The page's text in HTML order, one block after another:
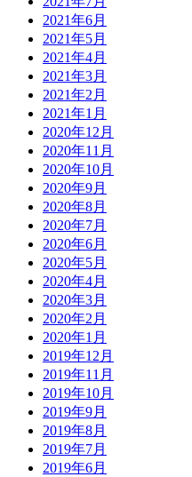
2021年6月
2021年5月
2021年4月
2021年3月
2021年2月
2021年1月
2020年12月
2020年11月
2020年10月
2020年9月
2020年8月
2020年7月
2020年6月
2020年5月
2020年4月
2020年3月
2020年2月
2020年1月
2019年12月
2019年11月
2019年10月
2019年9月
2019年8月
2019年7月
2019年6月